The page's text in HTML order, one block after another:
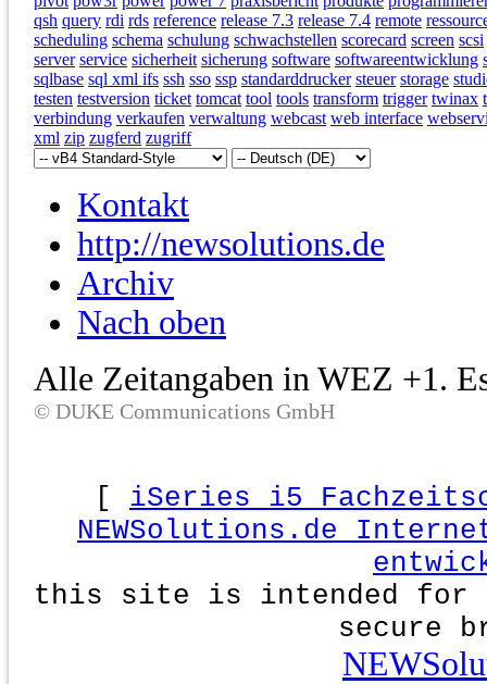
qsh query rdi rds reference release 7.3 release 7.4 remote
scheduling schema schulung schwachstellen scorecard screen scsi
server service sicherheit sicherung software softwareentwicklung
sqlbase sql xml ifs ssh sso ssp standarddrucker steuer storage
testen testversion ticket tomcat tool tools transform trigger twinax
verbindung verkaufen verwaltung webcast web interface
xml zip zugferd zugriff
Kontakt
http://newsolutions.de
Archiv
Nach oben
Alle Zeitangaben in WEZ +1.
© DUKE Communications GmbH
[ iSeries i5
NEWSolutions.de
this site is intended for
secure